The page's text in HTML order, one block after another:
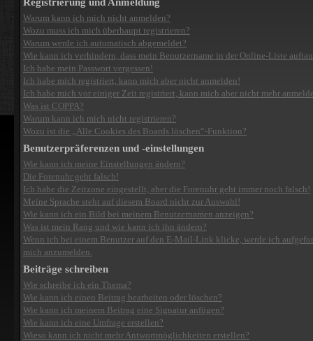
Warum kann ich mich nicht anmelden?
Wozu muss ich mich überhaupt registrieren?
Warum werde ich automatisch abgemeldet?
Wie kann ich verhindern, dass mein Benutzername in der Online-Liste
Ich habe mein Passwort vergessen!
Ich habe mich registriert, kann mich aber nicht anmelden!
Ich habe mich vor einiger Zeit registriert, kann mich aber nicht mehr
Was ist COPPA?
Warum kann ich mich nicht registrieren?
Wozu ist die „Alle Cookies des Boards löschen“-Funktion?
Benutzerpräferenzen und -einstellungen
Wie kann ich meine Einstellungen ändern?
Die Forenuhr geht falsch!
Ich habe die Zeitzone eingestellt, aber die Forenuhr geht immer noch falsch!
Meine Sprache steht auf diesem Board nicht zur Auswahl!
Wie kann ich ein Bild bei meinem Benutzernamen anzeigen?
Was ist mein Rang und wie kann ich ihn ändern?
Wenn ich bei einem Benutzer auf den E-Mail-Link klicke, werde ich
mich anzumelden.
Beiträge schreiben
Wie schreibe ich ein Thema?
Wie kann ich einen Beitrag bearbeiten oder löschen?
Wie kann ich meinem Beitrag eine Signatur anfügen?
Wie kann ich eine Umfrage erstellen?
Wieso kann ich nicht mehr Antwortmöglichkeiten erstellen?